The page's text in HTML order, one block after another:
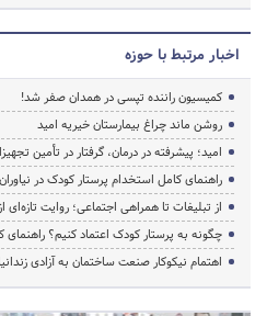
اخبار مرتبط با حوزه
کمیسیون راننده تپسی در همدان صفر شد!
روشن ماند چراغ بیمارستان خیریه امید
امید؛ پیشرفته در درمان، گرفتار در تأمین
راهنمای کامل استخدام پرستار کودک در نیاوران
از تبلیغات تا همراهی اجتماعی؛ روایت
چگونه به پرستار کودک اعتماد کنیم؟ راهنمای
اهتمام نیکوکار صنعت ساختمان به آزادی